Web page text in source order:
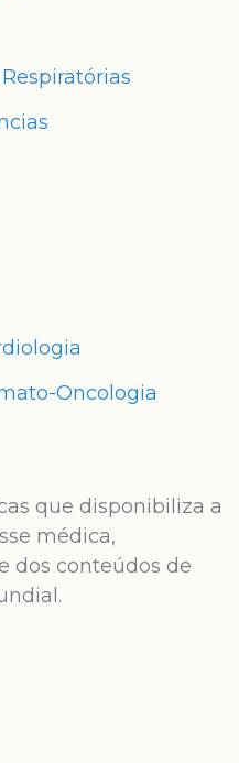
Oncologia
que disponibiliza a
médica,
dos conteúdos de